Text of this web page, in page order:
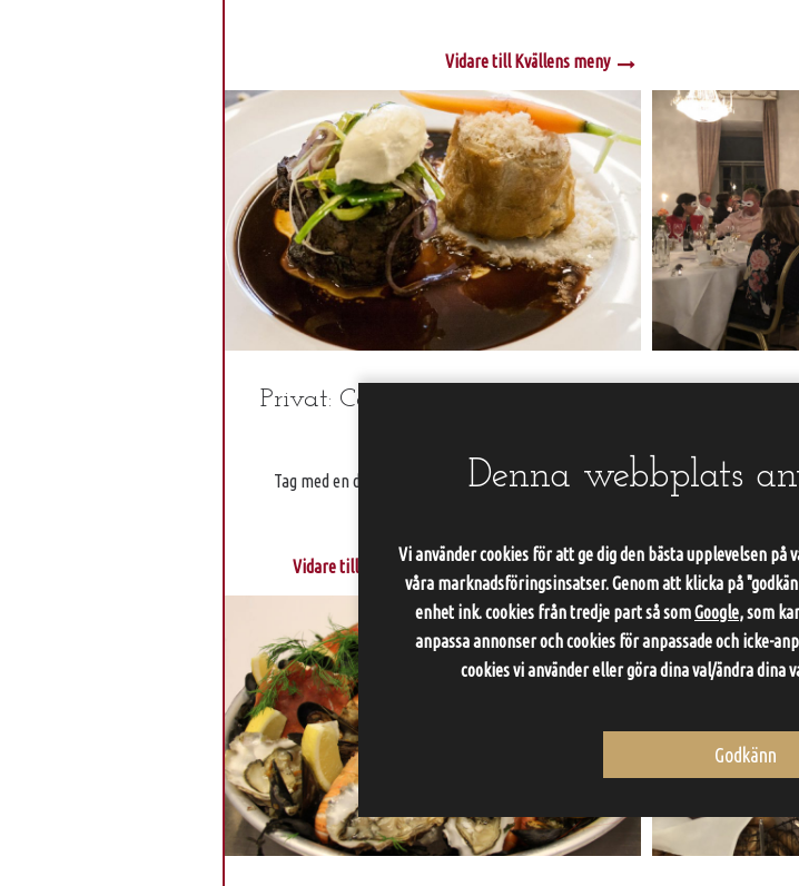
Vidare till Kvällens meny
Privat: Catering & Take Away
Tag med en del av slottet till kontoret eller hem.
Vidare till Privat: Catering & Take Away
Mord i Maten
Vidare
Denna webbplats
Vi använder cookies för att ge dig den bästa upplevelsen
våra marknadsföringsinsatser. Genom att klicka på
enhet ink. cookies från tredje part så somGoogle, som
anpassa annonser och cookies för anpassade och icke-
cookies vi använder eller göra dina val/ändra dina
Godkänn